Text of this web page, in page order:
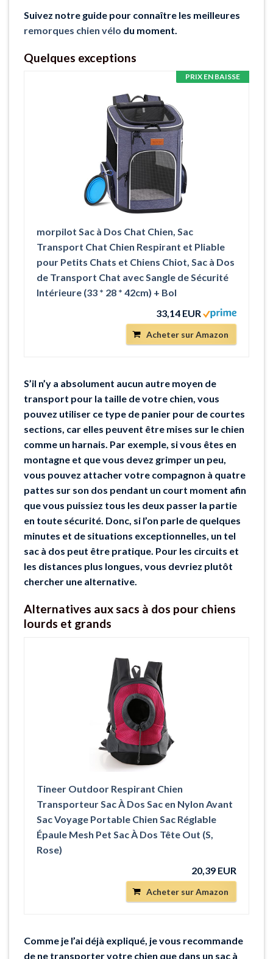
Suivez notre guide pour connaître les meilleures
remorques chien vélo du moment.
Quelques exceptions
PRIX EN BAISSE
morpilot Sac à Dos Chat Chien, Sac
Transport Chat Chien Respirant et Pliable
pour Petits Chats et Chiens Chiot, Sac à Dos
de Transport Chat avec Sangle de Sécurité
Intérieure (33 * 28 * 42cm) + Bol
33,14 EUR
Acheter sur Amazon
S’il n’y a absolument aucun autre moyen de
transport pour la taille de votre chien, vous
pouvez utiliser ce type de panier pour de courtes
sections, car elles peuvent être mises sur le chien
comme un harnais. Par exemple, si vous êtes en
montagne et que vous devez grimper un peu,
vous pouvez attacher votre compagnon à quatre
pattes sur son dos pendant un court moment afin
que vous puissiez tous les deux passer la partie
en toute sécurité. Donc, si l’on parle de quelques
minutes et de situations exceptionnelles, un tel
sac à dos peut être pratique. Pour les circuits et
les distances plus longues, vous devriez plutôt
chercher une alternative.
Alternatives aux sacs à dos pour chiens
lourds et grands
Tineer Outdoor Respirant Chien
Transporteur Sac À Dos Sac en Nylon Avant
Sac Voyage Portable Chien Sac Réglable
Épaule Mesh Pet Sac À Dos Tête Out (S,
Rose)
20,39 EUR
Acheter sur Amazon
Comme je l’ai déjà expliqué, je vous recommande
de ne transporter votre chien que dans un sac à